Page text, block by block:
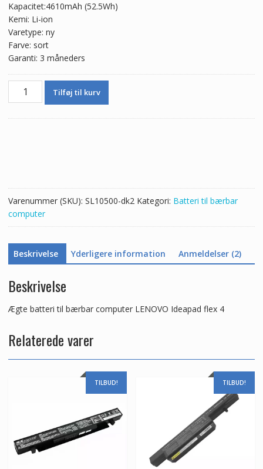
583,00 kr.343,00 kr.
Kapacitet:4610mAh (52.5Wh)
Kemi: Li-ion
Varetype: ny
Farve: sort
Garanti: 3 måneders
Ægte
4
antal
Tilføj til kurv
Varenummer (SKU): SL10500-dk2 Kategori: Batteri til bærbar
computer
Beskrivelse Yderligere information Anmeldelser (2)
Beskrivelse
Ægte batteri til bærbar computer LENOVO Ideapad flex 4
Relaterede varer
TILBUD! TILBUD!